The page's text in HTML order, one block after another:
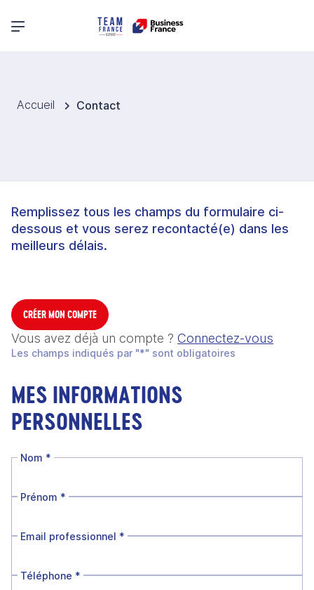
Menu principal
Accueil Contact
Remplissez tous les champs du formulaire ci-
dessous et vous serez recontacté(e) dans les
meilleurs délais.
CRÉER MON COMPTE
Vous avez déjà un compte ? Connectez-vous
Les champs indiqués par "*" sont obligatoires
MES INFORMATIONS
PERSONNELLES
Nom *
Prénom *
Email professionnel *
Téléphone *